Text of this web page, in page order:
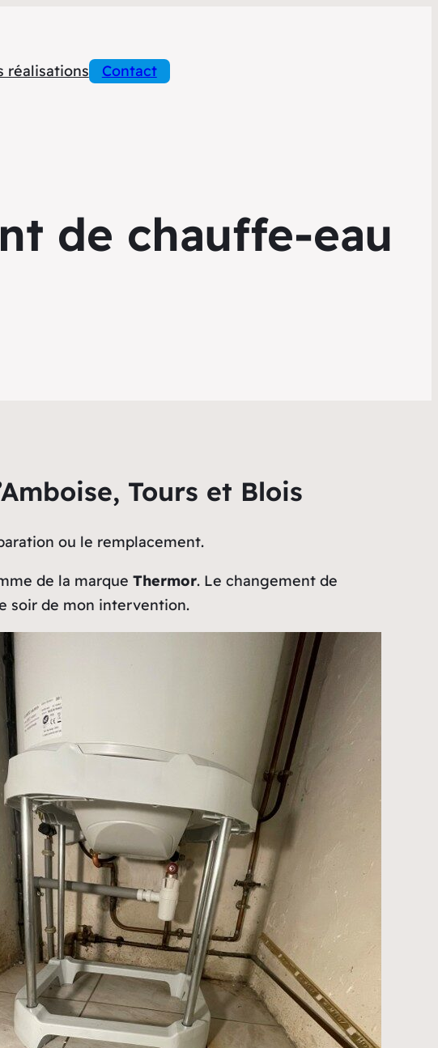
réalisations Contact
de chauffe-eau
Tours et Blois
ou le remplacement.
de la marque Thermor. Le changement de
soir de mon intervention.